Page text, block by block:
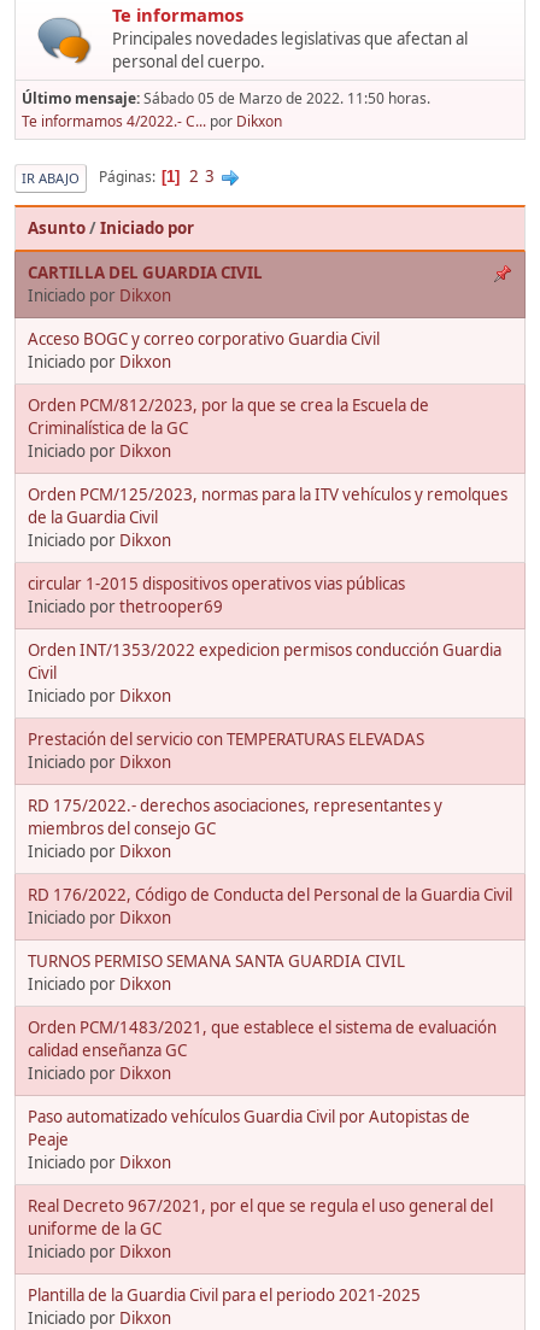
Te informamos
Principales novedades legislativas que afectan al
personal del cuerpo.
Último mensaje:Sábado 05 de Marzo de 2022. 11:50 horas.
Te informamos 4/2022.- C... por Dikxon
IR ABAJO Páginas 1 2 3
Asunto/Iniciado por
CARTILLA DEL GUARDIA CIVIL
Iniciado por Dikxon
Acceso BOGC y correo corporativo Guardia Civil
Iniciado por Dikxon
Orden PCM/812/2023, por la que se crea la Escuela de
Criminalística de la GC
Iniciado por Dikxon
Orden PCM/125/2023, normas para la ITV vehículos y remolques
de la Guardia Civil
Iniciado por Dikxon
circular 1-2015 dispositivos operativos vias públicas
Iniciado porthetrooper69
Orden INT/1353/2022 expedicion permisos conducción Guardia
Civil
Iniciado por Dikxon
Prestación del servicio con TEMPERATURAS ELEVADAS
Iniciado por Dikxon
RD 175/2022.- derechos asociaciones, representantes y
miembros del consejo GC
Iniciado por Dikxon
RD 176/2022, Código de Conducta del Personal de la Guardia Civil
Iniciado por Dikxon
TURNOS PERMISO SEMANA SANTA GUARDIA CIVIL
Iniciado por Dikxon
Orden PCM/1483/2021, que establece el sistema de evaluación
calidad enseñanza GC
Iniciado por Dikxon
Paso automatizado vehículos Guardia Civil por Autopistas de
Peaje
Iniciado por Dikxon
Real Decreto 967/2021, por el que se regula el uso general del
uniforme de la GC
Iniciado por Dikxon
Plantilla de la Guardia Civil para el periodo 2021-2025
Iniciado por Dikxon